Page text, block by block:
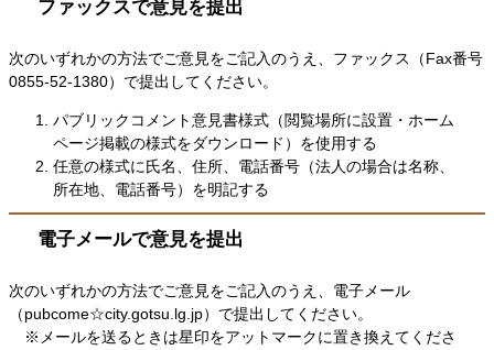
ファックスで意見を提出
次のいずれかの方法でご意見をご記入のうえ、ファックス（Fax番号
0855-52-1380）で提出してください。
パブリックコメント意見書様式（閲覧場所に設置・ホーム
ページ掲載の様式をダウンロード）を使用する
任意の様式に氏名、住所、電話番号（法人の場合は名称、
所在地、電話番号）を明記する
電子メールで意見を提出
次のいずれかの方法でご意見をご記入のうえ、電子メール
（pubcome☆city.gotsu.lg.jp）で提出してください。
​ ​※メールを送るときは星印をアットマークに置き換えてくださ